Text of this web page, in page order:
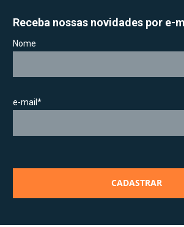
Receba nossas novidades por e-
Nome
e-mail*